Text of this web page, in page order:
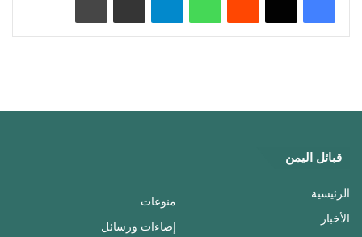
قبائل اليمن
الرئيسية
الأخبار
منوعات
إضاءات ورسائل